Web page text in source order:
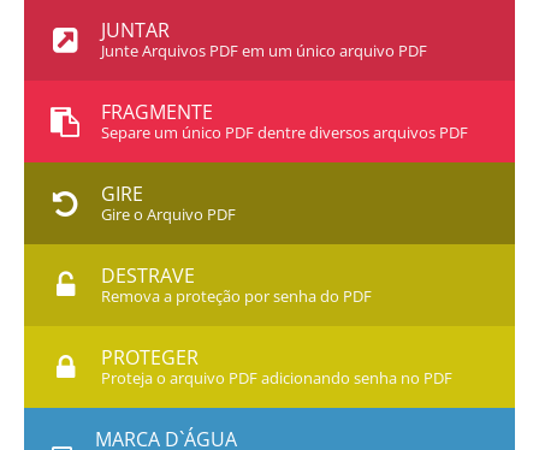
JUNTAR
Junte Arquivos PDF em um único arquivo PDF
FRAGMENTE
Separe um único PDF dentre diversos arquivos PDF
GIRE
Gire o Arquivo PDF
DESTRAVE
Remova a proteção por senha do PDF
PROTEGER
Proteja o arquivo PDF adicionando senha no PDF
MARCA D`ÁGUA